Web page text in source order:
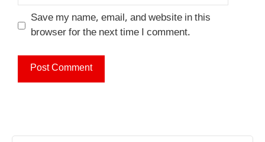
Save my name, email, and website in this
browser for the next time I comment.